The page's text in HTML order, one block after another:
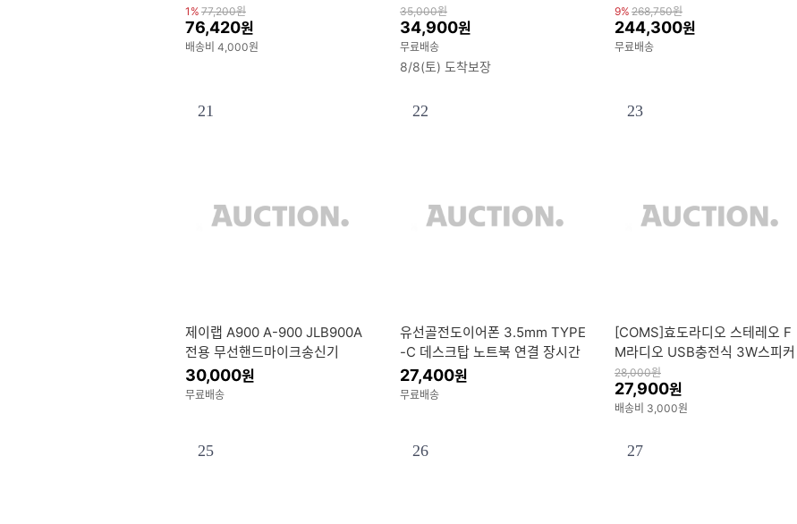
e
1% 77,200원
76,420원
배송비 4,000원
ENC 노이즈캔슬링 자동페어링
35,000원
34,900원
무료배송
8/8(토) 도착보장
9% 268,750원
244,300원
무료배송
21
제이랩 A900 A-900 JLB900A
전용 무선핸드마이크송신기
30,000원
무료배송
22
유선골전도이어폰 3.5mm TYPE
-C 데스크탑 노트북 연결 장시간
착용 통증없는 헤드셋 블랙(3.5m
m 볼륨조절)
27,400원
무료배송
23
[COMS]효도라디오 스테레오 F
M라디오 USB충전식 3W스피커
28,000원
27,900원
배송비 3,000원
25 26 27